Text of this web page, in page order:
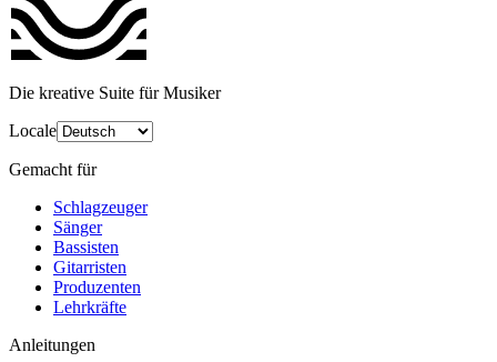
Die kreative Suite für Musiker
Locale
Gemacht für
Schlagzeuger
Sänger
Bassisten
Gitarristen
Produzenten
Lehrkräfte
Anleitungen